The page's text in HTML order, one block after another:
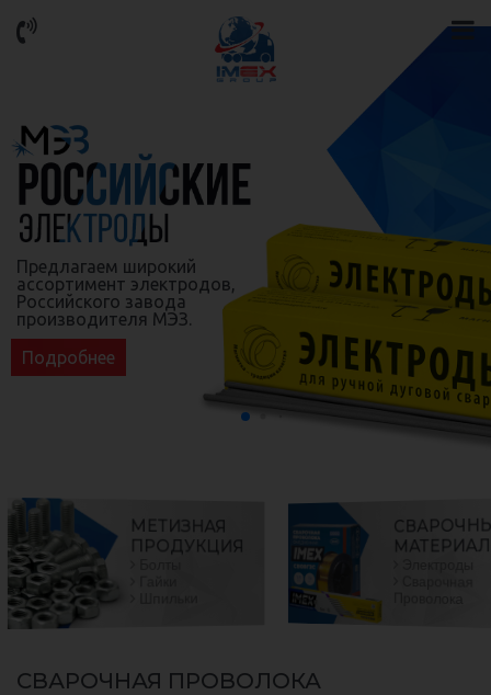
Предлагаем широкий
ассортимент электродов,
Российского завода
производителя МЭЗ.
Подробнее
МЕТИЗНАЯ
ПРОДУКЦИЯ
СВАРОЧНАЯ ПРОВОЛОКА